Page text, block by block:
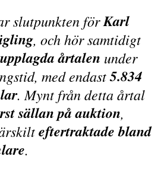
slutpunkten förKarl
, och hör samtidigt
årtalen under
med endast5.834
. Mynt från detta årtal
sällan på auktion,
eftertraktade bland
.